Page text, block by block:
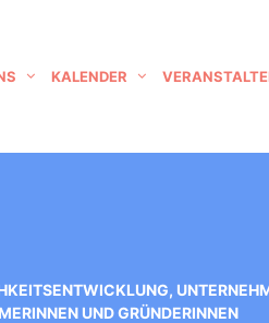
KALENDER
,
UND GRÜNDERINNEN